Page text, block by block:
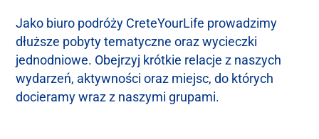
Jako biuro podróży CreteYourLife prowadzimy
dłuższe pobyty tematyczne oraz wycieczki
jednodniowe. Obejrzyj krótkie relacje z naszych
wydarzeń, aktywności oraz miejsc, do których
docieramy wraz z naszymi grupami.